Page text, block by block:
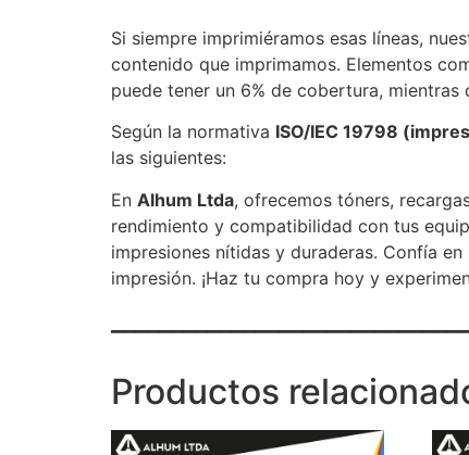
Si siempre imprimiéramos esas líneas,
contenido que imprimamos. Elementos
puede tener un 6% de cobertura,
Según la normativa ISO/IEC 19798
las siguientes:
En Alhum Ltda, ofrecemos tóners,
rendimiento y compatibilidad con tus
impresiones nítidas y duraderas. Confía
impresión. ¡Haz tu compra hoy y
Productos